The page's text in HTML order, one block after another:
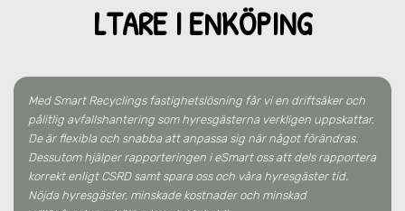
LTARE I ENKÖPING
Med Smart Recyclings fastighetslösning får vi en driftsäker och
pålitlig avfallshantering som hyresgästerna verkligen uppskattar.
De är flexibla och snabba att anpassa sig när något förändras.
Dessutom hjälper rapporteringen i eSmart oss att dels rapportera
korrekt enligt CSRD samt spara oss och våra hyresgäster tid.
Nöjda hyresgäster, minskade kostnader och minskad